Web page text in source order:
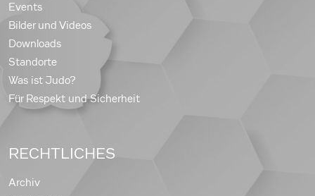
Events
Bilder und Videos
Downloads
Standorte
Was ist Judo?
Für Respekt und Sicherheit
RECHTLICHES
Archiv